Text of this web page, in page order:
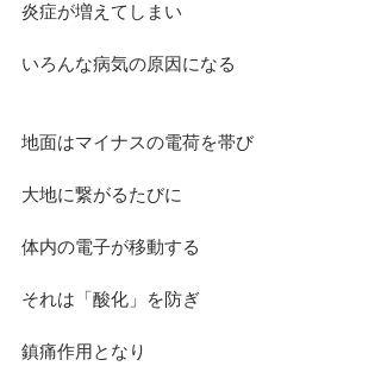
炎症が増えてしまい
いろんな病気の原因になる
地面はマイナスの電荷を帯び
大地に繋がるたびに
体内の電子が移動する
それは「酸化」を防ぎ
鎮痛作用となり